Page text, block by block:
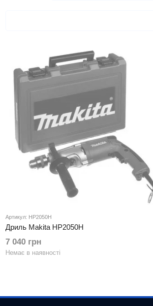
Артикул: HP2050H
Дриль Makita HP2050H
7 040 грн
Немає в наявності